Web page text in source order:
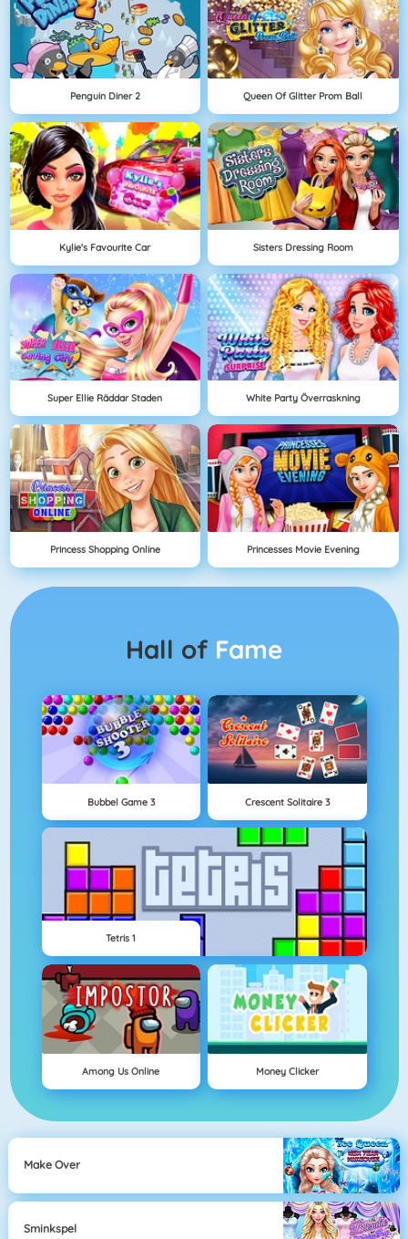
Penguin Diner 2 Queen Of Glitter Prom Ball
Kylie's Favourite Car Sisters Dressing Room
Super Ellie Räddar Staden White Party Överraskning
Princess Shopping Online Princesses Movie Evening
Hall of Fame
Bubbel Game 3 Crescent Solitaire 3
Tetris 1
Among Us Online Money Clicker
Make Over
Sminkspel